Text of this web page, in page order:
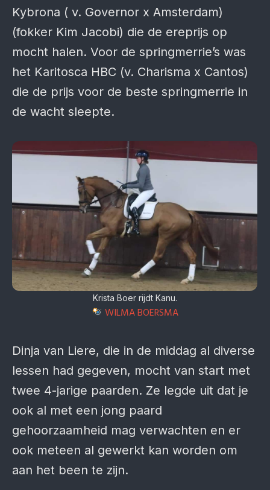
Kybrona ( v. Governor x Amsterdam)
(fokker Kim Jacobi) die de ereprijs op
mocht halen. Voor de springmerrie’s was
het Karitosca HBC (v. Charisma x Cantos)
die de prijs voor de beste springmerrie in
de wacht sleepte.
Krista Boer rijdt Kanu.
WILMA BOERSMA
Dinja van Liere, die in de middag al diverse
lessen had gegeven, mocht van start met
twee 4-jarige paarden. Ze legde uit dat je
ook al met een jong paard
gehoorzaamheid mag verwachten en er
ook meteen al gewerkt kan worden om
aan het been te zijn.